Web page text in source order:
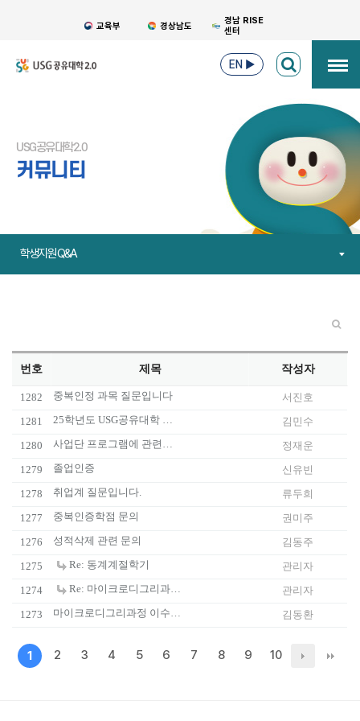
교육부 경상남도
경남 RISE
센터
EN ▶
USG공유대학2.0
커뮤니티
학생지원 Q&A
번호 제목 작성자
1282 중복인정 과목 질문입니다
서진호
1281
25학년도 USG공유대학 모집일정 궁금합니다!!
김민수
1280
사업단 프로그램에 관련하여
정재운
1279
졸업인증
신유빈
1278
취업계 질문입니다.
류두희
1277
중복인증학점 문의
권미주
1276
성적삭제 관련 문의
김동주
1275
Re: 동계계절학기
관리자
1274
Re: 마이크로디그리과정 이수조건 문의
관리자
1273
마이크로디그리과정 이수조건 문의 김동환
1 2 3 4 5 6 7 8 9 10